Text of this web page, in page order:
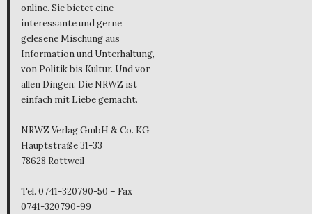
online. Sie bietet eine
interessante und gerne
gelesene Mischung aus
Information und Unterhaltung,
von Politik bis Kultur. Und vor
allen Dingen: Die NRWZ ist
einfach mit Liebe gemacht.
NRWZ Verlag GmbH & Co. KG
Hauptstraße 31-33
78628 Rottweil
Tel. 0741-320790-50 – Fax
0741-320790-99